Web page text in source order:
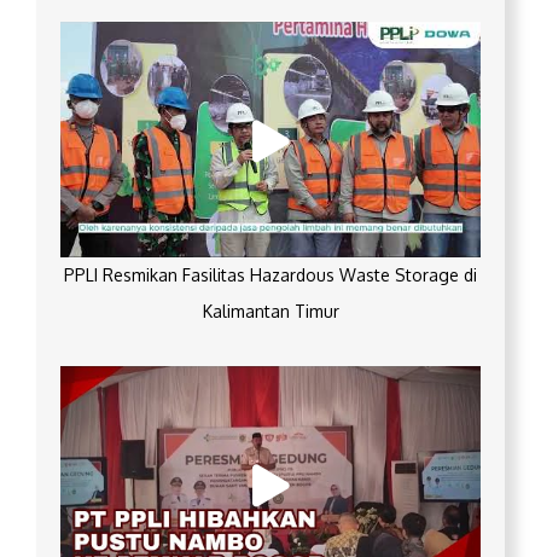
PPLI Resmikan Fasilitas Hazardous Waste Storage di
Kalimantan Timur